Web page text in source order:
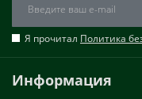
Я прочитал Политика
Информация